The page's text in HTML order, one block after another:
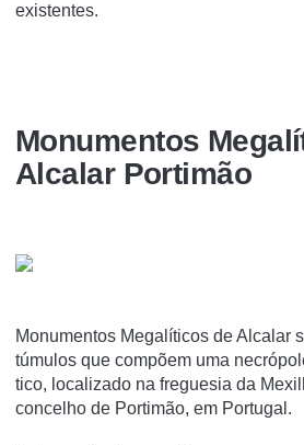
existentes.
Monumentos
Alcalar Portimão
Monumentos Megalí­ticos de Alcalar
túmulos que compõem uma
tico, localizado na freguesia da
concelho de Portimão, em Portugal.